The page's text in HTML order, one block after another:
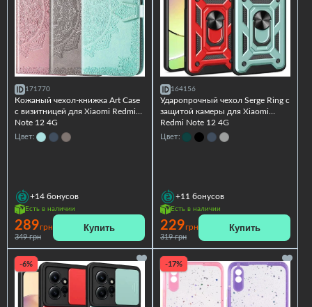
171770
Кожаный чехол-книжка Art Case
с визитницей для Xiaomi Redmi
Note 12 4G
Цвет:
+14 бонусов
Есть в наличии
289грн
349 грн
Купить
164156
Ударопрочный чехол Serge Ring с
защитой камеры для Xiaomi
Redmi Note 12 4G
Цвет:
+11 бонусов
Есть в наличии
229грн
319 грн
Купить
-6% -17%